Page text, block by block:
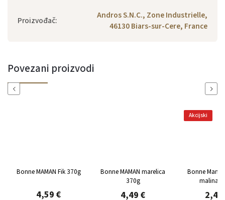
Proizvođač:
Andros S.N.C., Zone Industrielle,
46130 Biars-sur-Cere, France
Povezani proizvodi
Previous
Bonne MAMAN Fik 370g
4,59 €
Bonne MAMAN marelica
370g
4,49 €
Akcijski
Bonne
malina
2,49
Next